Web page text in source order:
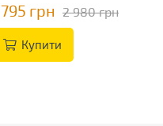
795 грн 2 980 грн
Купити